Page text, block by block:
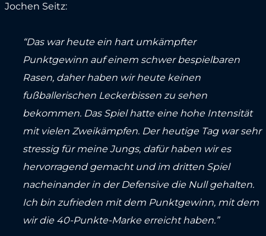
Jochen Seitz:
“Das war heute ein hart umkämpfter
Punktgewinn auf einem schwer bespielbaren
Rasen, daher haben wir heute keinen
fußballerischen Leckerbissen zu sehen
bekommen. Das Spiel hatte eine hohe Intensität
mit vielen Zweikämpfen. Der heutige Tag war sehr
stressig für meine Jungs, dafür haben wir es
hervorragend gemacht und im dritten Spiel
nacheinander in der Defensive die Null gehalten.
Ich bin zufrieden mit dem Punktgewinn, mit dem
wir die 40-Punkte-Marke erreicht haben.”